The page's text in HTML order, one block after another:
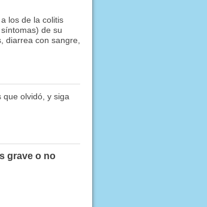
los de la colitis
de su
diarrea con sangre,
olvidó, y siga
grave o no